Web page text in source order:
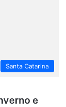
Santa Catarina
e